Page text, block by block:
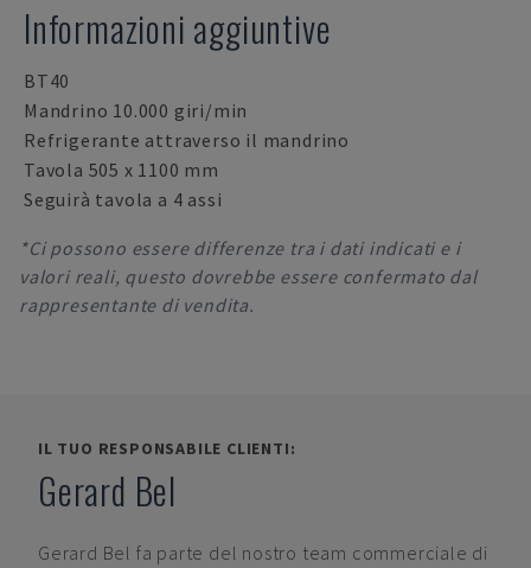
Informazioni aggiuntive
BT40
Mandrino 10.000 giri/min
Refrigerante attraverso il mandrino
Tavola 505 x 1100 mm
Seguirà tavola a 4 assi
*Ci possono essere differenze tra i dati indicati e i
valori reali, questo dovrebbe essere confermato dal
rappresentante di vendita.
IL TUO RESPONSABILE CLIENTI:
Gerard Bel
Gerard Bel fa parte del nostro team commerciale di